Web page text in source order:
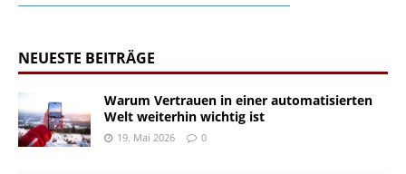
NEUESTE BEITRÄGE
Warum Vertrauen in einer automatisierten
Welt weiterhin wichtig ist
19. Mai 2026 0